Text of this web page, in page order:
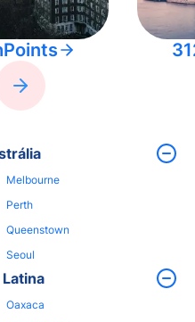
Melbourne
Perth
Queenstown
Seoul
Oaxaca